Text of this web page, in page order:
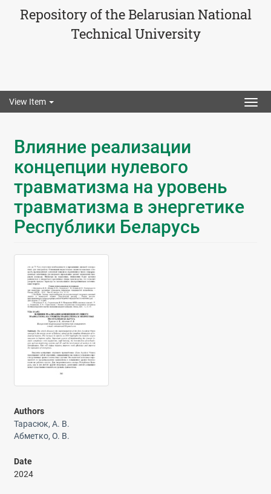
Repository of the Belarusian National
Technical University
View Item
Влияние реализации
концепции нулевого
травматизма на уровень
травматизма в энергетике
Республики Беларусь
Authors
Тарасюк, А. В.
Абметко, О. В.
Date
2024